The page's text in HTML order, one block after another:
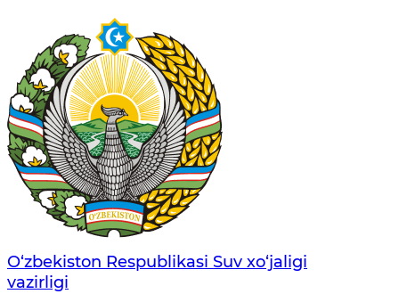
O‘zbekiston Respublikasi Suv хo‘jaligi
vazirligi